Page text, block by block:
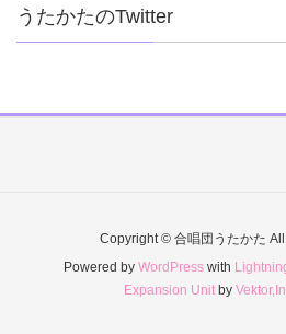
うたかたのTwitter
Copyright © 合唱団うたかた
Powered by WordPresswith
Expansion Unit by